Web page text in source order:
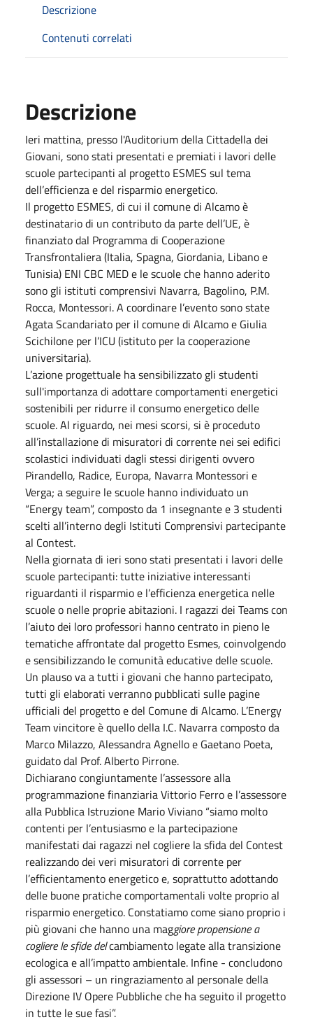
Descrizione
Contenuti correlati
Descrizione
Ieri mattina, presso l'Auditorium della Cittadella dei
Giovani, sono stati presentati e premiati i lavori delle
scuole partecipanti al progetto ESMES sul tema
dell’efficienza e del risparmio energetico.
Il progetto ESMES, di cui il comune di Alcamo è
destinatario di un contributo da parte dell’UE, è
finanziato dal Programma di Cooperazione
Transfrontaliera (Italia, Spagna, Giordania, Libano e
Tunisia) ENI CBC MED e le scuole che hanno aderito
sono gli istituti comprensivi Navarra, Bagolino, P.M.
Rocca, Montessori. A coordinare l’evento sono state
Agata Scandariato per il comune di Alcamo e Giulia
Scichilone per l’ICU (istituto per la cooperazione
universitaria).
L’azione progettuale ha sensibilizzato gli studenti
sull'importanza di adottare comportamenti energetici
sostenibili per ridurre il consumo energetico delle
scuole. Al riguardo, nei mesi scorsi, si è proceduto
all’installazione di misuratori di corrente nei sei edifici
scolastici individuati dagli stessi dirigenti ovvero
Pirandello, Radice, Europa, Navarra Montessori e
Verga; a seguire le scuole hanno individuato un
“Energy team”, composto da 1 insegnante e 3 studenti
scelti all’interno degli Istituti Comprensivi partecipante
al Contest.
Nella giornata di ieri sono stati presentati i lavori delle
scuole partecipanti: tutte iniziative interessanti
riguardanti il risparmio e l’efficienza energetica nelle
scuole o nelle proprie abitazioni. I ragazzi dei Teams con
l’aiuto dei loro professori hanno centrato in pieno le
tematiche affrontate dal progetto Esmes, coinvolgendo
e sensibilizzando le comunità educative delle scuole.
Un plauso va a tutti i giovani che hanno partecipato,
tutti gli elaborati verranno pubblicati sulle pagine
ufficiali del progetto e del Comune di Alcamo. L’Energy
Team vincitore è quello della I.C. Navarra composto da
Marco Milazzo, Alessandra Agnello e Gaetano Poeta,
guidato dal Prof. Alberto Pirrone.
Dichiarano congiuntamente l’assessore alla
programmazione finanziaria Vittorio Ferro e l’assessore
alla Pubblica Istruzione Mario Viviano “siamo molto
contenti per l’entusiasmo e la partecipazione
manifestati dai ragazzi nel cogliere la sfida del Contest
realizzando dei veri misuratori di corrente per
l’efficientamento energetico e, soprattutto adottando
delle buone pratiche comportamentali volte proprio al
risparmio energetico. Constatiamo come siano proprio i
più giovani che hanno una maggiore propensione a
cogliere le sfide delcambiamento legate alla transizione
ecologica e all’impatto ambientale. Infine - concludono
gli assessori – un ringraziamento al personale della
Direzione IV Opere Pubbliche che ha seguito il progetto
in tutte le sue fasi”.